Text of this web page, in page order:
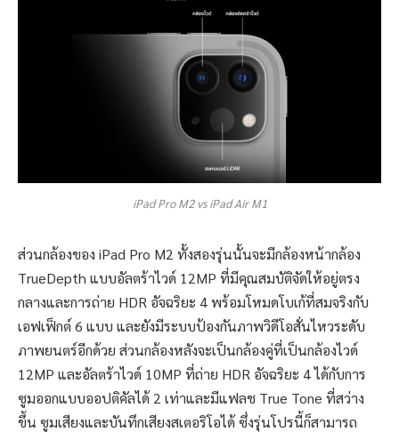
iPad Pro M2 vs iPad Air M1
ส่วนกล้องของ iPad Pro M2 ทั้งสองรุ่นนั้นจะมีกล้องหน้ากล้อง
TrueDepth แบบอัลตร้าไวด์ 12MP ที่มีคุณสมบัติจัดให้อยู่ตรง
กลางและการถ่าย HDR อัจฉริยะ 4 พร้อมโหมดโบเก้ที่สมจริงกับ
เอฟเฟ็กต์ 6 แบบ และยังมีระบบป้องกันภาพวิดีโอสั่นไหวระดับ
ภาพยนตร์อีกด้วย ส่วนกล้องหลังจะเป็นกล้องคู่ที่เป็นกล้องไวด์
12MP และอัลตร้าไวด์ 10MP ที่ถ่าย HDR อัจฉริยะ 4 ได้กับการ
ซูมออกแบบออปติคัลได้ 2 เท่าและมีแฟลช True Tone ที่สว่าง
ขึ้น ซูมเสียงและบันทึกเสียงสเตอริโอได้ ซึ่งรุ่นโปรนี้ก็สามารถ